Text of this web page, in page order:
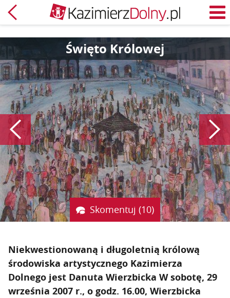
Powrót
Święto Królowej
Poprzedni
Skomentuj (10)
Niekwestionowaną i długoletnią królową
środowiska artystycznego Kazimierza
Dolnego jest Danuta Wierzbicka W sobotę, 29
września 2007 r., o godz. 16.00, Wierzbicka